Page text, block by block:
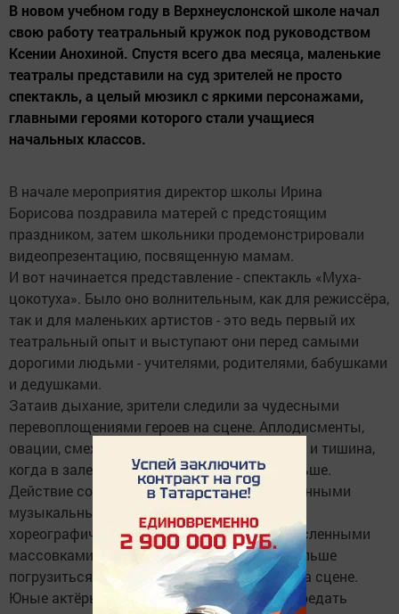
В новом учебном году в Верхнеуслонской школе начал
свою работу театральный кружок под руководством
Ксении Анохиной. Спустя всего два месяца, маленькие
театралы представили на суд зрителей не просто
спектакль, а целый мюзикл с яркими персонажами,
главными героями которого стали учащиеся
начальных классов.
В начале мероприятия директор школы Ирина
Борисова поздравила матерей с предстоящим
праздником, затем школьники продемонстрировали
видеопрезентацию, посвященную мамам.
И вот начинается представление - спектакль «Муха-
цокотуха». Было оно волнительным, как для режиссёра,
так и для маленьких артистов - это ведь первый их
театральный опыт и выступают они перед самыми
дорогими людьми - учителями, родителями, бабушками
и дедушками.
Затаив дыхание, зрители следили за чудесными
перевоплощениями героев на сцене. Аплодисменты,
овации, смех, когда действительно смешно, и тишина,
когда в зале переживают, что же будет дальше.
Действие сопровождалось удачно подобранными
музыкальными вставками, различными
хореографическими зарисовками, многочисленными
массовками, что помогало зрителю ещё больше
погрузиться в атмосферу происходящего на сцене.
Юные актёры совершенно точно сумели передать